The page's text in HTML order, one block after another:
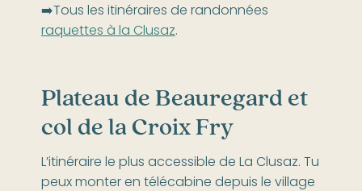
➡️Tous les itinéraires de randonnées
raquettes à la Clusaz.
Plateau de Beauregard et
col de la Croix Fry
L’itinéraire le plus accessible de La Clusaz. Tu
peux monter en télécabine depuis le village